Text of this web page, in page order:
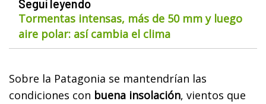
Seguí leyendo
Tormentas intensas, más de 50 mm y luego
aire polar: así cambia el clima
Sobre la Patagonia se mantendrían las
condiciones con buena insolación, vientos que